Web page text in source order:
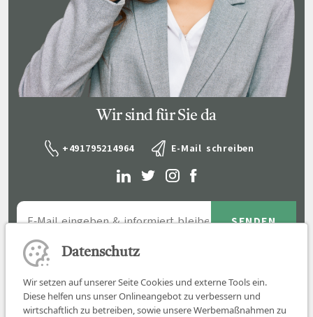
Wir sind für Sie da
+491795214964 E-Mail schreiben
Datenschutz
Wir setzen auf unserer Seite Cookies und externe Tools ein.
Diese helfen uns unser Onlineangebot zu verbessern und
wirtschaftlich zu betreiben, sowie unsere Werbemaßnahmen zu